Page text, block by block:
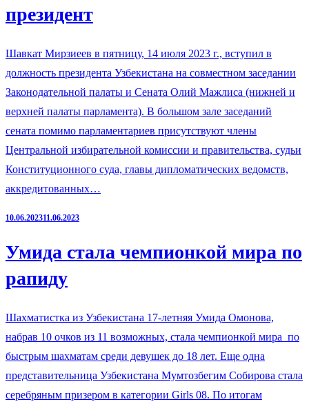
президент
Шавкат Мирзиеев в пятницу, 14 июля 2023 г., вступил в
должность президента Узбекистана на совместном заседании
Законодательной палаты и Сената Олий Мажлиса (нижней и
верхней палаты парламента). В большом зале заседаний
сената помимо парламентариев присутствуют члены
Центральной избирательной комиссии и правительства, судьи
Конституционного суда, главы дипломатических ведомств,
аккредитованных…
10.06.202311.06.2023
Умида стала чемпионкой мира по
рапиду
Шахматистка из Узбекистана 17-летняя Умида Омонова,
набрав 10 очков из 11 возможных, стала чемпионкой мира по
быстрым шахматам среди девушек до 18 лет. Еще одна
представительница Узбекистана Мумтозбегим Собирова стала
серебряным призером в категории Girls 08. По итогам